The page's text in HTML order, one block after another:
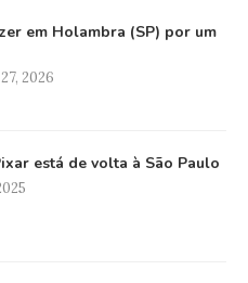
em Holambra (SP) por um
2026
está de volta à São Paulo